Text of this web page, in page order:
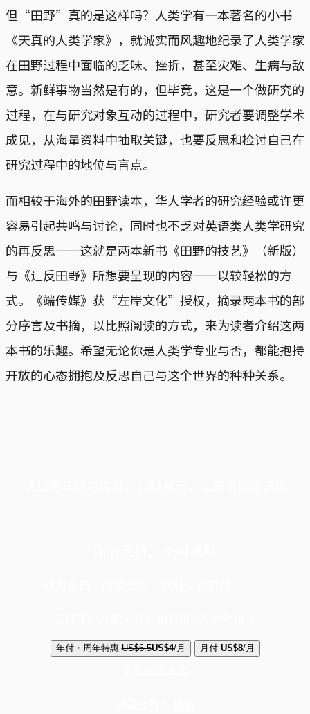
但“田野”真的是这样吗？人类学有一本著名的小书
《天真的人类学家》，就诚实而风趣地纪录了人类学家
在田野过程中面临的乏味、挫折，甚至灾难、生病与敌
意。新鲜事物当然是有的，但毕竟，这是一个做研究的
过程，在与研究对象互动的过程中，研究者要调整学术
成见，从海量资料中抽取关键，也要反思和检讨自己在
研究过程中的地位与盲点。
而相较于海外的田野读本，华人学者的研究经验或许更
容易引起共鸣与讨论，同时也不乏对英语类人类学研究
的再反思——这就是两本新书《田野的技艺》（新版）
与《辶反田野》所想要呈现的内容——以较轻松的方
式。《端传媒》获“左岸文化”授权，摘录两本书的部
分序言及书摘，以比照阅读的方式，来为读者介绍这两
本书的乐趣。希望无论你是人类学专业与否，都能抱持
开放的心态拥抱及反思自己与这个世界的种种关系。
年付・周年特惠 US$6.5US$4/月 月付 US$8/月